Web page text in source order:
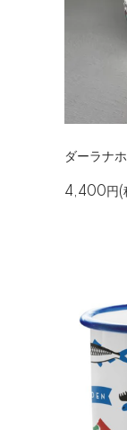
ダーラナ
4,400円(